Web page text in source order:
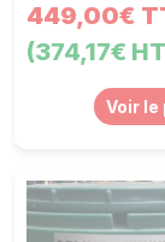
449,00€
(374,17€
Voir